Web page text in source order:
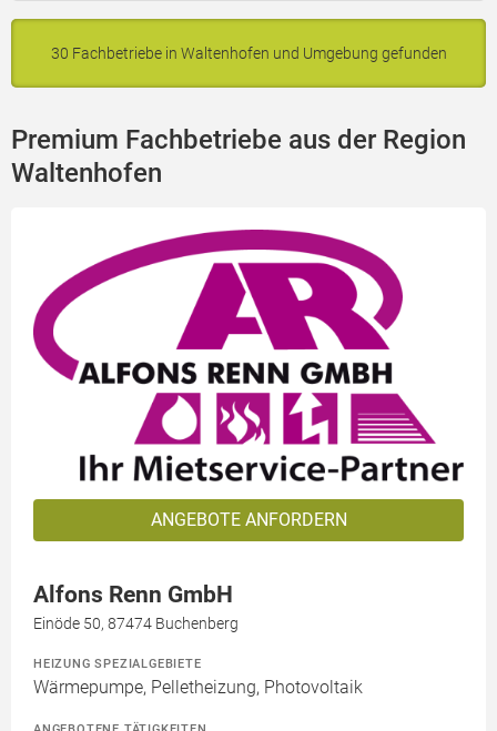
30 Fachbetriebe in Waltenhofen und Umgebung gefunden
Premium Fachbetriebe aus der Region
Waltenhofen
ANGEBOTE ANFORDERN
Alfons Renn GmbH
Einöde 50, 87474 Buchenberg
HEIZUNG SPEZIALGEBIETE
Wärmepumpe, Pelletheizung, Photovoltaik